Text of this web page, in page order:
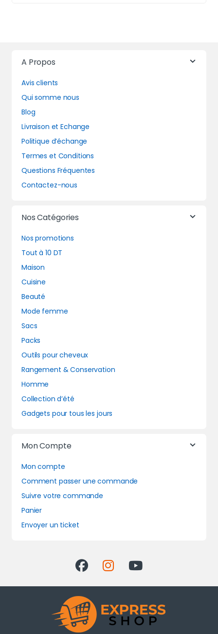
A Propos
Avis clients
Qui somme nous
Blog
Livraison et Echange
Politique d’échange
Termes et Conditions
Questions Fréquentes
Contactez-nous
Nos Catégories
Nos promotions
Tout à 10 DT
Maison
Cuisine
Beauté
Mode femme
Sacs
Packs
Outils pour cheveux
Rangement & Conservation
Homme
Collection d’été
Gadgets pour tous les jours
Mon Compte
Mon compte
Comment passer une commande
Suivre votre commande
Panier
Envoyer un ticket